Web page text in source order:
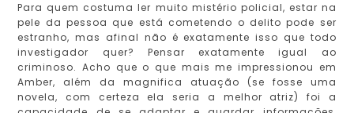
Para quem costuma ler muito mistério policial, estar na
pele da pessoa que está cometendo o delito pode ser
estranho, mas afinal não é exatamente isso que todo
investigador quer? Pensar exatamente igual ao
criminoso. Acho que o que mais me impressionou em
Amber, além da magnifica atuação (se fosse uma
novela, com certeza ela seria a melhor atriz) foi a